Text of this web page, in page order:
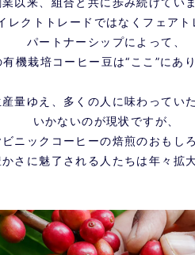
レクトトレードではなくフェアト
パートナーシップによって、
有機栽培コーヒー豆は“ここ”にあり
量ゆえ、多くの人に味わってい
いかないのが現状ですが、
ニックコーヒーの焙煎のおもしろ
さに魅了される人たちは年々拡